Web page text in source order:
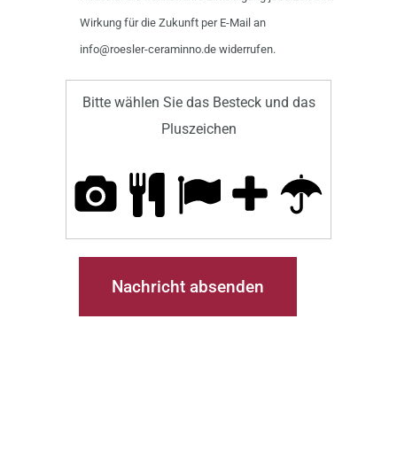
Wirkung für die Zukunft per E-Mail an
info@roesler-ceraminno.de widerrufen.
Bitte wählen Sie das Besteck und das
Pluszeichen